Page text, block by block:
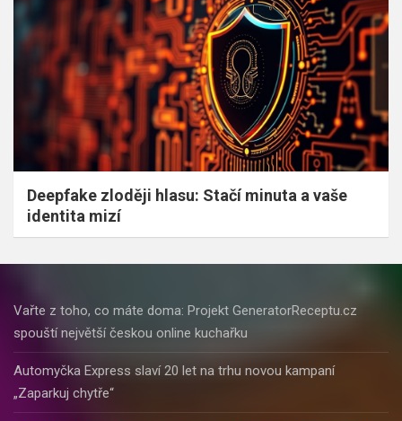
Deepfake zloději hlasu: Stačí minuta a vaše
identita mizí
Vařte z toho, co máte doma: Projekt GeneratorReceptu.cz
spouští největší českou online kuchařku
Automyčka Express slaví 20 let na trhu novou kampaní
„Zaparkuj chytře“